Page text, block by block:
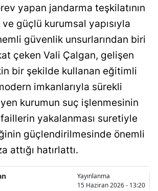
Burdur
Bursa
Çanakkale
Çankırı
Çorum
Denizli
Edirne
yapan jandarma teşkilatının
güçlü kurumsal yapısıyla
güvenlik unsurlarından biri
çeken Vali Çalgan, gelişen
bir şekilde kullanan eğitimli
imkanlarıyla sürekli
kurumun suç işlenmesinin
yakalanması suretiyle
güçlendirilmesinde önemli
attığı hatırlattı.
Yayınlanma
15 Haziran 2026 - 13:20